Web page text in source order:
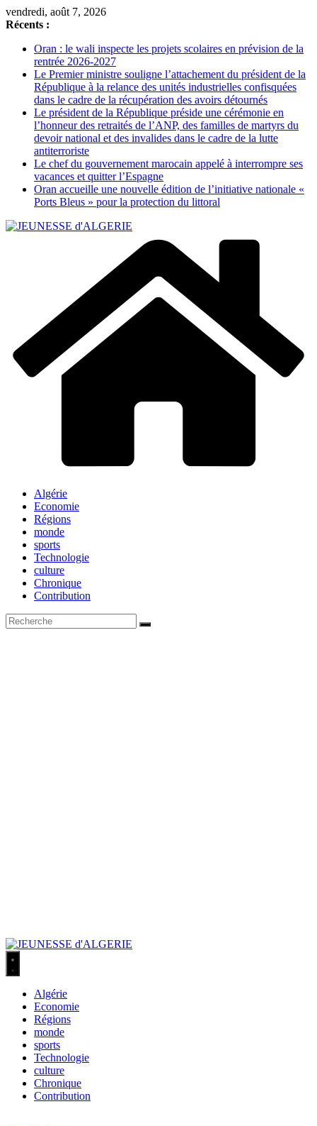
Passer
au
vendredi, août 7, 2026
Récents :
Oran : le wali inspecte les projets scolaires en prévision de la
rentrée 2026-2027
Le Premier ministre souligne l’attachement du président de la
République à la relance des unités industrielles confisquées
dans le cadre de la récupération des avoirs détournés
Le président de la République préside une cérémonie en
l’honneur des retraités de l’ANP, des familles de martyrs du
devoir national et des invalides dans le cadre de la lutte
antiterroriste
Le chef du gouvernement marocain appelé à interrompre ses
vacances et quitter l’Espagne
Oran accueille une nouvelle édition de l’initiative nationale «
Ports Bleus » pour la protection du littoral
Algérie
Economie
Régions
monde
sports
Technologie
culture
Chronique
Contribution
Algérie
Economie
Régions
monde
sports
Technologie
culture
Chronique
Contribution